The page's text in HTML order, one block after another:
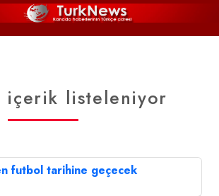
içerik listeleniyor
futbol tarihine geçecek